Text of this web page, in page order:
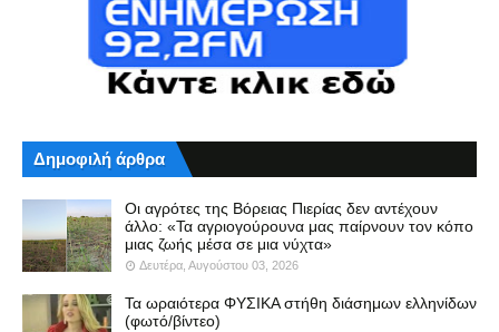
Δημοφιλή άρθρα
Οι αγρότες της Βόρειας Πιερίας δεν αντέχουν
άλλο: «Τα αγριογούρουνα μας παίρνουν τον κόπο
μιας ζωής μέσα σε μια νύχτα»
Δευτέρα, Αυγούστου 03, 2026
Τα ωραιότερα ΦΥΣΙΚΑ στήθη διάσημων ελληνίδων
(φωτό/βίντεο)